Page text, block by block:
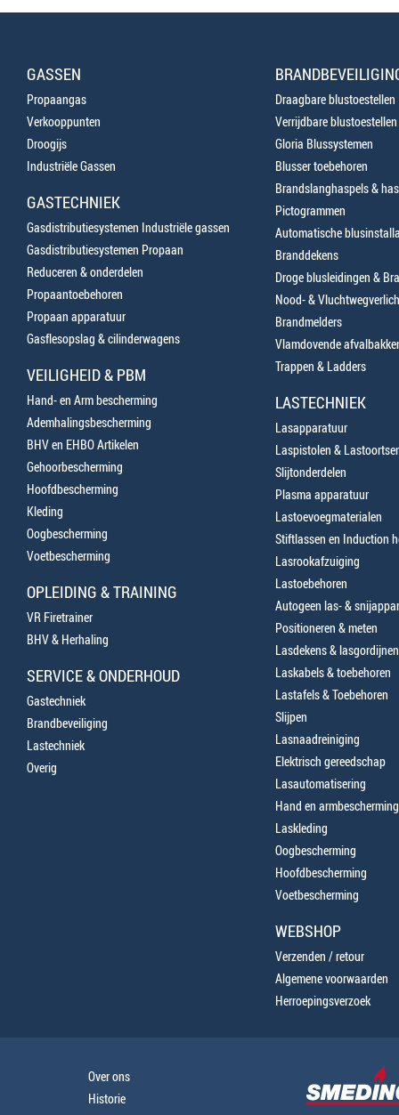
GASSEN
Propaangas
Verkooppunten
Droogijs
Industriële Gassen
GASTECHNIEK
Gasdistributiesystemen Industriële gassen
Gasdistributiesystemen Propaan
Reduceren & onderdelen
Propaantoebehoren
Propaan apparatuur
Gasflesopslag & cilinderwagens
VEILIGHEID & PBM
Hand- en Arm bescherming
Ademhalingsbescherming
BHV en EHBO Artikelen
Gehoorbescherming
Hoofdbescherming
Kleding
Oogbescherming
Voetbescherming
OPLEIDING & TRAINING
VR Firetrainer
BHV & Herhaling
SERVICE & ONDERHOUD
Gastechniek
Brandbeveiliging
Lastechniek
Overig
Draagbare blustoestellen
Verrijdbare blustoestellen
Gloria Blussystemen
Blusser toebehoren
Brandslanghaspels &
Pictogrammen
Automatische
Branddekens
Droge blusleidingen &
Nood- &
Brandmelders
Vlamdovende
Trappen & Ladders
LASTECHNIEK
Lasapparatuur
Laspistolen &
Slijtonderdelen
Plasma apparatuur
Lastoevoegmaterialen
Stiftlassen en Induction
Lasrookafzuiging
Lastoebehoren
Autogeen las- &
Positioneren & meten
Lasdekens & lasgordijnen
Laskabels & toebehoren
Lastafels & Toebehoren
Slijpen
Lasnaadreiniging
Elektrisch gereedschap
Lasautomatisering
Hand en armbescherming
Laskleding
Oogbescherming
Hoofdbescherming
Voetbescherming
WEBSHOP
Verzenden / retour
Algemene voorwaarden
Herroepingsverzoek
Over ons
Historie